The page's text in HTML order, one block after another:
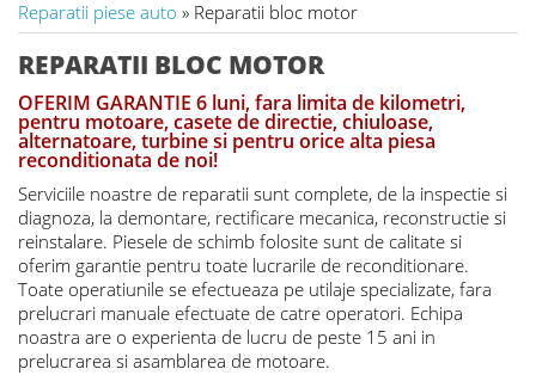
Reparatii piese auto » Reparatii bloc motor
REPARATII BLOC MOTOR
OFERIM GARANTIE 6 luni, fara limita de kilometri,
pentru motoare, casete de directie, chiuloase,
alternatoare, turbine si pentru orice alta piesa
reconditionata de noi!
Serviciile noastre de reparatii sunt complete, de la inspectie si
diagnoza, la demontare, rectificare mecanica, reconstructie si
reinstalare. Piesele de schimb folosite sunt de calitate si
oferim garantie pentru toate lucrarile de reconditionare.
Toate operatiunile se efectueaza pe utilaje specializate, fara
prelucrari manuale efectuate de catre operatori. Echipa
noastra are o experienta de lucru de peste 15 ani in
prelucrarea si asamblarea de motoare.